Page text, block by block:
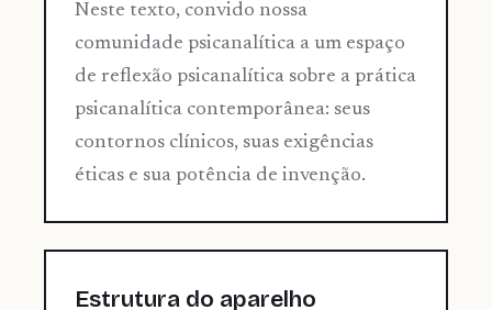
Neste texto, convido nossa
comunidade psicanalítica a um espaço
de reflexão psicanalítica sobre a prática
psicanalítica contemporânea: seus
contornos clínicos, suas exigências
éticas e sua potência de invenção.
Estrutura do aparelho